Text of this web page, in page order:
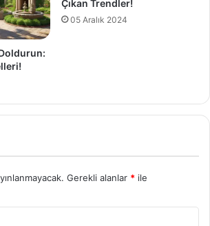
Çıkan Trendler!
05 Aralık 2024
Gerekli alanlar * ile